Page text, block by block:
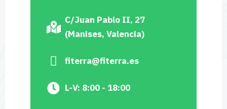
C/Juan Pablo II, 27
(Manises, Valencia)
fiterra@fiterra.es
L-V: 8:00 - 18:00